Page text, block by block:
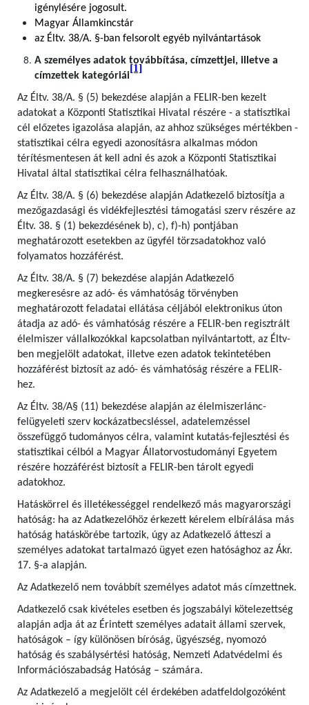
igénylésére jogosult.
Magyar Államkincstár
az Éltv. 38/A. §-ban felsorolt egyéb nyilvántartások
A személyes adatok továbbítása, címzettjei, illetve a
címzettek kategóriái
[1]
Az Éltv. 38/A. § (5) bekezdése alapján a FELIR-ben kezelt
adatokat a Központi Statisztikai Hivatal részére - a statisztikai
cél előzetes igazolása alapján, az ahhoz szükséges mértékben -
statisztikai célra egyedi azonosításra alkalmas módon
térítésmentesen át kell adni és azok a Központi Statisztikai
Hivatal által statisztikai célra felhasználhatóak.
Az Éltv. 38/A. § (6) bekezdése alapján Adatkezelő biztosítja a
mezőgazdasági és vidékfejlesztési támogatási szerv részére az
Éltv. 38. § (1) bekezdésének b), c), f)-h) pontjában
meghatározott esetekben az ügyfél törzsadatokhoz való
folyamatos hozzáférést.
Az Éltv. 38/A. § (7) bekezdése alapján Adatkezelő
megkeresésre az adó- és vámhatóság törvényben
meghatározott feladatai ellátása céljából elektronikus úton
átadja az adó- és vámhatóság részére a FELIR-ben regisztrált
élelmiszer vállalkozókkal kapcsolatban nyilvántartott, az Éltv-
ben megjelölt adatokat, illetve ezen adatok tekintetében
hozzáférést biztosít az adó- és vámhatóság részére a FELIR-
hez.
Az Éltv. 38/A§ (11) bekezdése alapján az élelmiszerlánc-
felügyeleti szerv kockázatbecsléssel, adatelemzéssel
összefüggő tudományos célra, valamint kutatás-fejlesztési és
statisztikai célból a Magyar Állatorvostudományi Egyetem
részére hozzáférést biztosít a FELIR-ben tárolt egyedi
adatokhoz.
Hatáskörrel és illetékességgel rendelkező más magyarországi
hatóság: ha az Adatkezelőhöz érkezett kérelem elbírálása más
hatóság hatáskörébe tartozik, úgy az Adatkezelő átteszi a
személyes adatokat tartalmazó ügyet ezen hatósághoz az Ákr.
17. §-a alapján.
Az Adatkezelő nem továbbít személyes adatot más címzettnek.
Adatkezelő csak kivételes esetben és jogszabályi kötelezettség
alapján adja át az Érintett személyes adatait állami szervek,
hatóságok – így különösen bíróság, ügyészség, nyomozó
hatóság és szabálysértési hatóság, Nemzeti Adatvédelmi és
Információszabadság Hatóság – számára.
Az Adatkezelő a megjelölt cél érdekében adatfeldolgozóként